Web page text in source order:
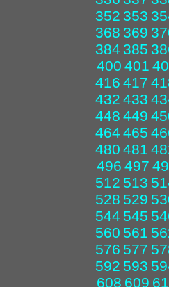
352 353
368 369
384 385
400 401
416 417
432 433
448 449
464 465
480 481
496 497
512 513
528 529
544 545
560 561
576 577
592 593
608 609